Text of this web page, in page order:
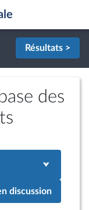
Résultats >
des
discussion